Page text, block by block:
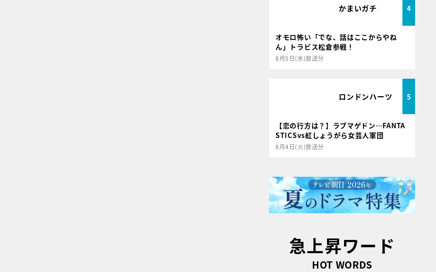
かまいガチ 4
オモロ怖い「でな、話はここからやね
ん」トラビス松倉参戦！
8月5日(水)放送分
ロンドンハーツ 5
【恋の行方は？】ラブマゲドン…FANTA
STICSvs紅しょうがら女芸人軍団
8月4日(火)放送分
急上昇ワード
HOT WORDS